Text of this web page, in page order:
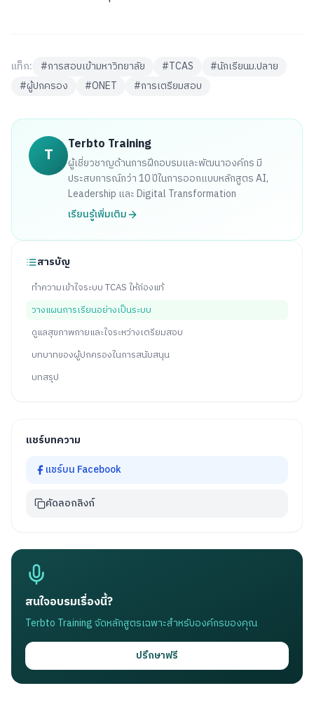
แท็ก: #การสอบเข้ามหาวิทยาลัย #TCAS
#นักเรียนม.ปลาย
#ผู้ปกครอง
#ONET #การเตรียมสอบ
T Terbto Training
ผู้เชี่ยวชาญด้านการฝึกอบรมและพัฒนาองค์กร มี
ประสบการณ์กว่า 10 ปีในการออกแบบหลักสูตร AI,
Leadership และ Digital Transformation
เรียนรู้เพิ่มเติม
สารบัญ
ทำความเข้าใจระบบ TCAS ให้ถ่องแท้
วางแผนการเรียนอย่างเป็นระบบ
ดูแลสุขภาพกายและใจระหว่างเตรียมสอบ
บทบาทของผู้ปกครองในการสนับสนุน
บทสรุป
แชร์บทความ
แชร์บน Facebook
คัดลอกลิงก์
สนใจอบรมเรื่องนี้?
Terbto Training จัดหลักสูตรเฉพาะสำหรับองค์กรของคุณ
ปรึกษาฟรี